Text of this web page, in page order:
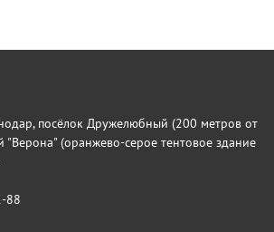
посёлок Дружелюбный (200 метров от
"Верона" (оранжево-серое тентовое здание
88